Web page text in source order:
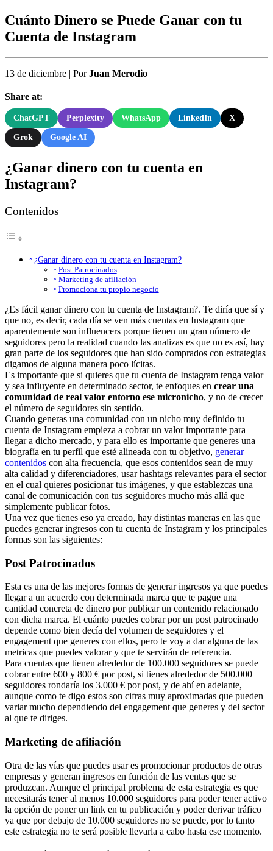
Cuánto Dinero se Puede Ganar con tu
Cuenta de Instagram
13 de diciembre | PorJuan Merodio
Share at:
ChatGPT Perplexity WhatsApp LinkedIn X
Grok Google AI
¿Ganar dinero con tu cuenta en
Instagram?
Contenidos
¿Ganar dinero con tu cuenta en Instagram?
Post Patrocinados
Marketing de afiliación
Promociona tu propio negocio
¿Es fácil ganar dinero con tu cuenta de Instagram?. Te diría que sí y
que no, es decir, cada día se ven más cuentas en Instagram que
aparentemente son influencers porque tienen un gran número de
seguidores pero la realidad cuando las analizas es que no es así, hay
gran parte de los seguidores que han sido comprados con estrategias
digamos de alguna manera poco lícitas.
Es importante que si quieres que tu cuenta de Instagram tenga valor
y sea influyente en determinado sector, te enfoques en crear una
comunidad de real valor entorno ese micronicho, y no de crecer
el número de seguidores sin sentido.
Cuando generas una comunidad con un nicho muy definido tu
cuenta de Instagram empieza a cobrar un valor importante para
llegar a dicho mercado, y para ello es importante que generes una
biografía en tu perfil que esté alineada con tu objetivo, generar
contenidos con alta frecuencia, que esos contenidos sean de muy
alta calidad y diferenciadores, usar hashtags relevantes para el sector
en el cual quieres posicionar tus imágenes, y que establezcas una
canal de comunicación con tus seguidores mucho más allá que
simplemente publicar fotos.
Una vez que tienes eso ya creado, hay distintas maneras en las que
puedes generar ingresos con tu cuenta de Instagram y los principales
formas son las siguientes:
Post Patrocinados
Esta es una de las mejores formas de generar ingresos ya que puedes
llegar a un acuerdo con determinada marca que te pague una
cantidad concreta de dinero por publicar un contenido relacionado
con dicha marca. El cuánto puedes cobrar por un post patrocinado
depende como bien decía del volumen de seguidores y el
engagement que generes con ellos, pero te voy a dar alguna de las
metricas que puedes valorar y que te servirán de referencia.
Para cuentas que tienen alrededor de 100.000 seguidores se puede
cobrar entre 600 y 800 € por post, si tienes alrededor de 500.000
seguidores rondaría los 3.000 € por post, y de ahí en adelante,
aunque como te digo estos son cifras muy aproximadas que pueden
variar mucho dependiendo del engagement que generes y del sector
al que te diriges.
Marketing de afiliación
Otra de las vías que puedes usar es promocionar productos de otras
empresas y generan ingresos en función de las ventas que se
produzcan. Aunque el principal problema de esta estrategia es que
necesitarás tener al menos 10.000 seguidores para poder tener activo
la opción de poner un link en tu publicación y poder derivar tráfico
ya que por debajo de 10.000 seguidores no se puede, por lo tanto
este estrategia no te será posible llevarla a cabo hasta ese momento.